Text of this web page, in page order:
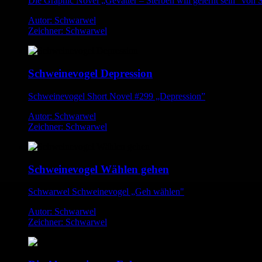
Autor: Schwarwel
Zeichner: Schwarwel
Schweinevogel Depression
Schweinevogel Short Novel #299 „Depression”
Autor: Schwarwel
Zeichner: Schwarwel
Schweinevogel Wählen gehen
Schwarwel Schweinevogel „Geh wählen"
Autor: Schwarwel
Zeichner: Schwarwel